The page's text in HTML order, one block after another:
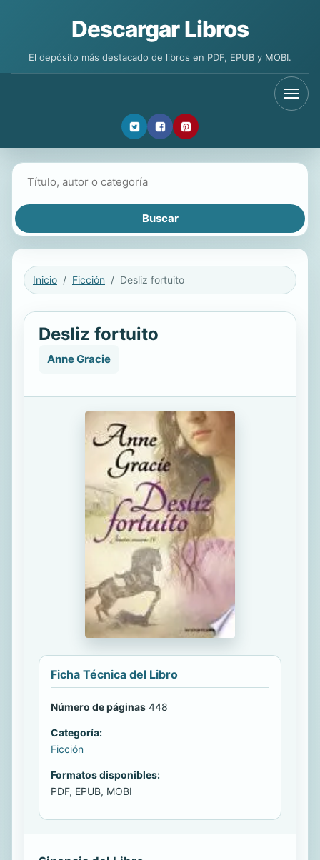
Descargar Libros
El depósito más destacado de libros en PDF, EPUB y MOBI.
Inicio Ficción Desliz fortuito
Desliz fortuito
Anne Gracie
Ficha Técnica del Libro
Número de páginas 448
Categoría:
Ficción
Formatos disponibles:
PDF, EPUB, MOBI